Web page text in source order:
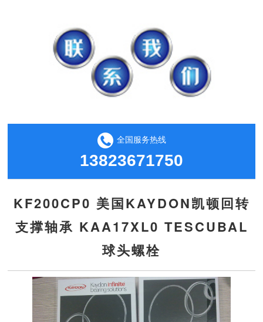
全国服务热线
13823671750
KF200CP0 美国KAYDON凯顿回转
支撑轴承 KAA17XL0 TESCUBAL
球头螺栓